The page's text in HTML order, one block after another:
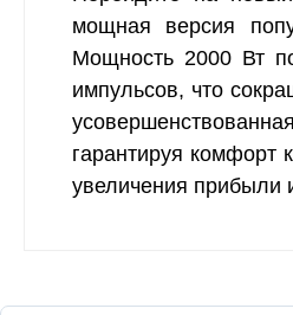
мощная версия
Мощность 2000 Вт
импульсов, что
гарантируя комфорт
увеличения прибыли